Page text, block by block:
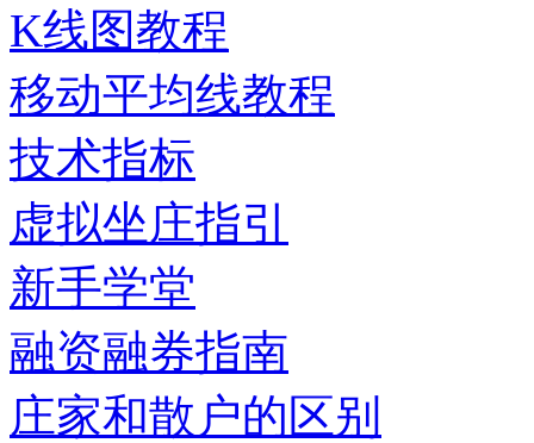
K线图教程
移动平均线教程
技术指标
虚拟坐庄指引
新手学堂
融资融券指南
庄家和散户的区别